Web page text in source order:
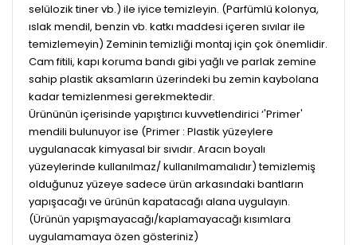
selülozik tiner vb.) ile iyice temizleyin. (Parfümlü kolonya,
ıslak mendil, benzin vb. katkı maddesi içeren sıvılar ile
temizlemeyin) Zeminin temizliği montaj için çok önemlidir.
Cam fitili, kapı koruma bandı gibi yağlı ve parlak zemine
sahip plastik aksamların üzerindeki bu zemin kaybolana
kadar temizlenmesi gerekmektedir.
Ürününün içerisinde yapıştırıcı kuvvetlendirici ‘'Primer'
mendili bulunuyor ise (Primer : Plastik yüzeylere
uygulanacak kimyasal bir sıvıdır. Aracın boyalı
yüzeylerinde kullanılmaz/ kullanılmamalıdır) temizlemiş
olduğunuz yüzeye sadece ürün arkasındaki bantların
yapışacağı ve ürünün kapatacağı alana uygulayın.
(Ürünün yapışmayacağı/kaplamayacağı kısımlara
uygulamamaya özen gösteriniz)